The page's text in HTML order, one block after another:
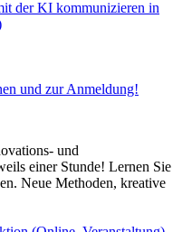
der KI kommunizieren in
und zur Anmeldung!
und
einer Stunde! Lernen Sie
Neue Methoden, kreative